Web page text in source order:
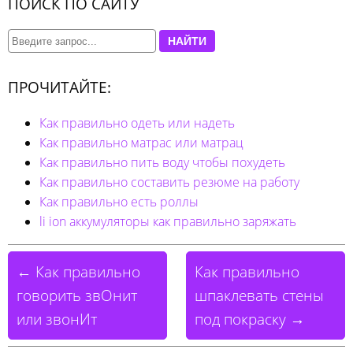
НАЙТИ
ПРОЧИТАЙТЕ:
Как правильно одеть или надеть
Как правильно матрас или матрац
Как правильно пить воду чтобы похудеть
Как правильно составить резюме на работу
Как правильно есть роллы
li ion аккумуляторы как правильно заряжать
← Как правильно
говорить звОнит
или звонИт
Как правильно
шпаклевать стены
под покраску →